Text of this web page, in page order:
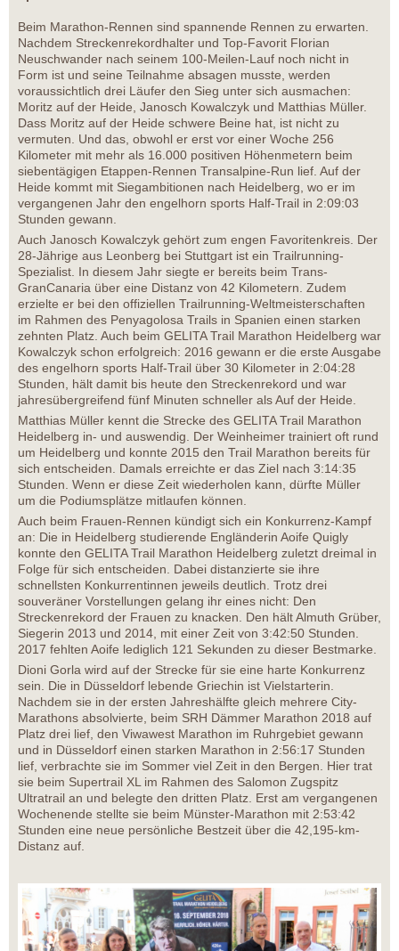
Beim Marathon-Rennen sind spannende Rennen zu erwarten.
Nachdem Streckenrekordhalter und Top-Favorit Florian
Neuschwander nach seinem 100-Meilen-Lauf noch nicht in
Form ist und seine Teilnahme absagen musste, werden
voraussichtlich drei Läufer den Sieg unter sich ausmachen:
Moritz auf der Heide, Janosch Kowalczyk und Matthias Müller.
Dass Moritz auf der Heide schwere Beine hat, ist nicht zu
vermuten. Und das, obwohl er erst vor einer Woche 256
Kilometer mit mehr als 16.000 positiven Höhenmetern beim
siebentägigen Etappen-Rennen Transalpine-Run lief. Auf der
Heide kommt mit Siegambitionen nach Heidelberg, wo er im
vergangenen Jahr den engelhorn sports Half-Trail in 2:09:03
Stunden gewann.
Auch Janosch Kowalczyk gehört zum engen Favoritenkreis. Der
28-Jährige aus Leonberg bei Stuttgart ist ein Trailrunning-
Spezialist. In diesem Jahr siegte er bereits beim Trans-
GranCanaria über eine Distanz von 42 Kilometern. Zudem
erzielte er bei den offiziellen Trailrunning-Weltmeisterschaften
im Rahmen des Penyagolosa Trails in Spanien einen starken
zehnten Platz. Auch beim GELITA Trail Marathon Heidelberg war
Kowalczyk schon erfolgreich: 2016 gewann er die erste Ausgabe
des engelhorn sports Half-Trail über 30 Kilometer in 2:04:28
Stunden, hält damit bis heute den Streckenrekord und war
jahresübergreifend fünf Minuten schneller als Auf der Heide.
Matthias Müller kennt die Strecke des GELITA Trail Marathon
Heidelberg in- und auswendig. Der Weinheimer trainiert oft rund
um Heidelberg und konnte 2015 den Trail Marathon bereits für
sich entscheiden. Damals erreichte er das Ziel nach 3:14:35
Stunden. Wenn er diese Zeit wiederholen kann, dürfte Müller
um die Podiumsplätze mitlaufen können.
Auch beim Frauen-Rennen kündigt sich ein Konkurrenz-Kampf
an: Die in Heidelberg studierende Engländerin Aoife Quigly
konnte den GELITA Trail Marathon Heidelberg zuletzt dreimal in
Folge für sich entscheiden. Dabei distanzierte sie ihre
schnellsten Konkurrentinnen jeweils deutlich. Trotz drei
souveräner Vorstellungen gelang ihr eines nicht: Den
Streckenrekord der Frauen zu knacken. Den hält Almuth Grüber,
Siegerin 2013 und 2014, mit einer Zeit von 3:42:50 Stunden.
2017 fehlten Aoife lediglich 121 Sekunden zu dieser Bestmarke.
Dioni Gorla wird auf der Strecke für sie eine harte Konkurrenz
sein. Die in Düsseldorf lebende Griechin ist Vielstarterin.
Nachdem sie in der ersten Jahreshälfte gleich mehrere City-
Marathons absolvierte, beim SRH Dämmer Marathon 2018 auf
Platz drei lief, den Viwawest Marathon im Ruhrgebiet gewann
und in Düsseldorf einen starken Marathon in 2:56:17 Stunden
lief, verbrachte sie im Sommer viel Zeit in den Bergen. Hier trat
sie beim Supertrail XL im Rahmen des Salomon Zugspitz
Ultratrail an und belegte den dritten Platz. Erst am vergangenen
Wochenende stellte sie beim Münster-Marathon mit 2:53:42
Stunden eine neue persönliche Bestzeit über die 42,195-km-
Distanz auf.